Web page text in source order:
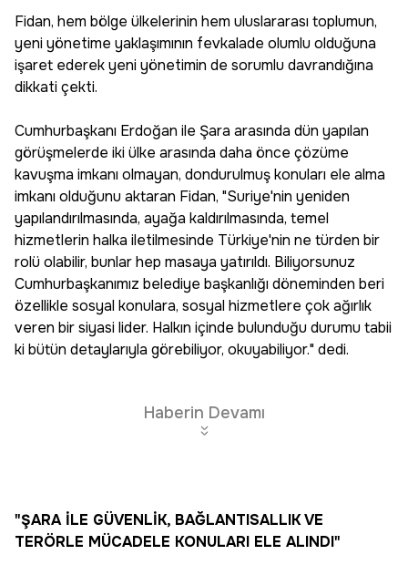
Fidan, hem bölge ülkelerinin hem uluslararası toplumun,
yeni yönetime yaklaşımının fevkalade olumlu olduğuna
işaret ederek yeni yönetimin de sorumlu davrandığına
dikkati çekti.
Cumhurbaşkanı Erdoğan ile Şara arasında dün yapılan
görüşmelerde iki ülke arasında daha önce çözüme
kavuşma imkanı olmayan, dondurulmuş konuları ele alma
imkanı olduğunu aktaran Fidan, "Suriye'nin yeniden
yapılandırılmasında, ayağa kaldırılmasında, temel
hizmetlerin halka iletilmesinde Türkiye'nin ne türden bir
rolü olabilir, bunlar hep masaya yatırıldı. Biliyorsunuz
Cumhurbaşkanımız belediye başkanlığı döneminden beri
özellikle sosyal konulara, sosyal hizmetlere çok ağırlık
veren bir siyasi lider. Halkın içinde bulunduğu durumu tabii
ki bütün detaylarıyla görebiliyor, okuyabiliyor." dedi.
Haberin Devamı
"ŞARA İLE GÜVENLİK, BAĞLANTISALLIK VE
TERÖRLE MÜCADELE KONULARI ELE ALINDI"